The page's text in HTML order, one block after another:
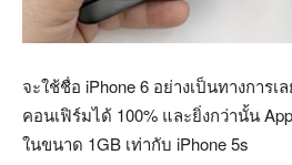
จะใช้ชื่อ iPhone 6 อย่างเป็นทางการ
คอนเฟิร์มได้ 100% และยิ่งกว่านั้น
ในขนาด 1GB เท่ากับ iPhone 5s